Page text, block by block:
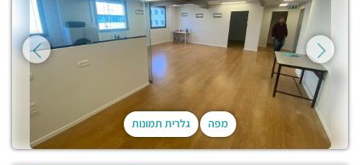
מפה גלרית תמונות